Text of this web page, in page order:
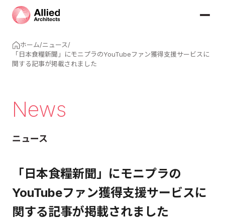
ホーム/ニュース/
「日本食糧新聞」にモニプラのYouTubeファン獲得支援サービスに
関する記事が掲載されました
News
ニュース
「日本食糧新聞」にモニプラの
YouTubeファン獲得支援サービスに
関する記事が掲載されました